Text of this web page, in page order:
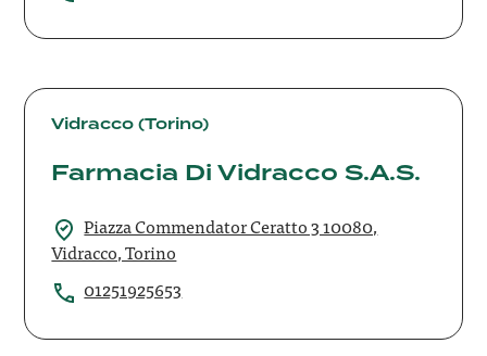
Vidracco (Torino)
Farmacia Di Vidracco S.A.S.
Piazza Commendator Ceratto 3 10080,
Vidracco, Torino
01251925653
Farmacia
S.A.S.